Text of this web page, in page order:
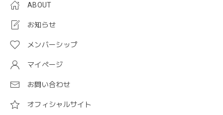
ABOUT
お知らせ
メンバーシップ
マイページ
お問い合わせ
オフィシャルサイト